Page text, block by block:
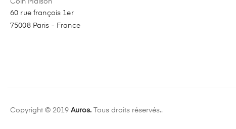
60 rue françois 1er
75008 Paris - France
Copyright © 2019 Auros. Tous droits réservés..